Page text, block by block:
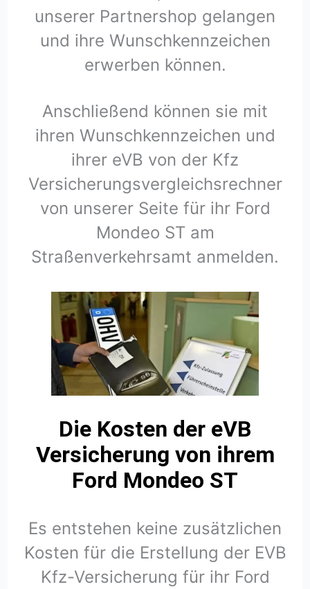
unserer Partnershop gelangen
und ihre Wunschkennzeichen
erwerben können.
Anschließend können sie mit
ihren Wunschkennzeichen und
ihrer eVB von der Kfz
Versicherungsvergleichsrechner
von unserer Seite für ihr Ford
Mondeo ST am
Straßenverkehrsamt anmelden.
Die Kosten der eVB
Versicherung von ihrem
Ford Mondeo ST
Es entstehen keine zusätzlichen
Kosten für die Erstellung der EVB
Kfz-Versicherung für ihr Ford